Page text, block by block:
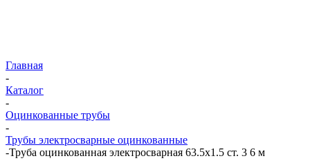
Главная
-
Каталог
-
Оцинкованные трубы
-
Трубы электросварные оцинкованные
-Труба оцинкованная электросварная 63.5х1.5 ст. 3 6 м